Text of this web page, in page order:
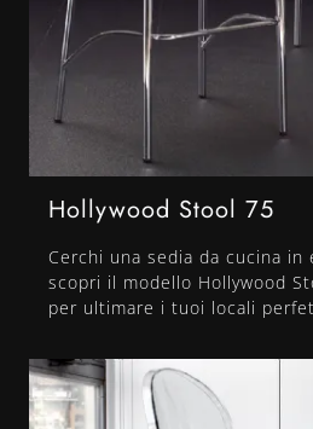
Hollywood Stool 75
Cerchi una sedia da cucina in
scopri il modello Hollywood
per ultimare i tuoi locali